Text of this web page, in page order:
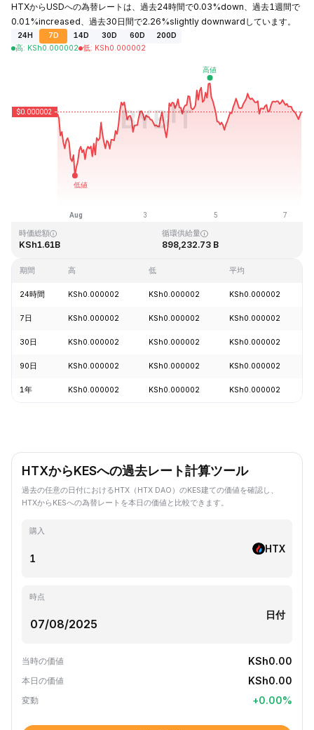
HTXからUSDへの為替レートは、過去24時間で0.03%down、過去1週間で
0.01%increased、過去30日間で2.26%slightly downwardしています。
24H 7D 14D 30D 60D
200D
高: KSh0.000002 低: KSh0.000002
最終更新日時：2026-08-07、10:35 GMT+0
KSh0.000004 KSh0.000001
時価総額
KSh1.61B
循環供給量
898,232.73 B
期間 高 低 平均
24時間 KSh0.000002 KSh0.000002 KSh0.000002
7日 KSh0.000002 KSh0.000002 KSh0.000002
30日 KSh0.000002 KSh0.000002 KSh0.000002
90日 KSh0.000002 KSh0.000002 KSh0.000002
1年 KSh0.000002 KSh0.000002 KSh0.000002
HTXからKESへの過去レート計算ツール
過去の任意の日付におけるHTX（HTX DAO）のKES建ての価値を確認し、
HTXからKESへの為替レートを本日の価値と比較できます。
購入
HTX
時点
日付
当時の価値 KSh0.00
本日の価値 KSh0.00
変動 +0.00%